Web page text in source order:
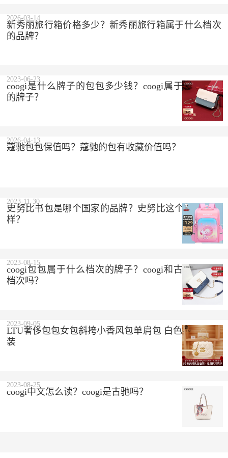
新秀丽旅行箱价格多少？新秀丽旅行箱属于什么档次
的品牌？
2026-03-14
coogi是什么牌子的包包多少钱？coogi属于什么档次
的牌子？
2023-06-23
蔻驰包包保值吗？蔻驰的包有收藏价值吗？
2026-04-13
史努比书包是哪个国家的品牌？史努比这个品牌怎么
样？
2023-11-30
coogi包包属于什么档次的牌子？coogi和古驰是一个
档次吗？
2023-08-15
LTU奢侈包包女包斜挎小香风包单肩包 白色 精美礼盒
装
2023-09-05
coogi中文怎么读？coogi是古驰吗？
2023-08-25